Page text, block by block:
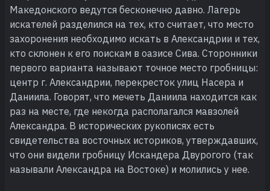
Македонского ведутся бесконечно давно. Лагерь
искателей разделился на тех, кто считает, что место
захоронения необходимо искать в Александрии и тех,
кто склонен к его поискам в оазисе Сива. Сторонники
первого варианта называют точное место гробницы:
центр г. Александрии, перекресток улиц Насера и
Даниила. Говорят, что мечеть Даниила находится как
раз на месте, где некогда располагался мавзолей
Александра. В исторических рукописях есть
свидетельства восточных историков, утверждавших,
что они видели гробницу Искандера Двурогого (так
называли Александра на Востоке) и молились у нее.